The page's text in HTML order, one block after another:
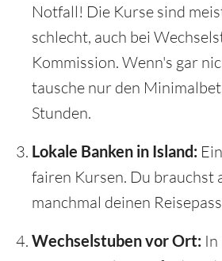
Notfall! Die Kurse sind
schlecht, auch bei
Kommission. Wenn's gar
tausche nur den
Stunden.
Lokale Banken in Island:
fairen Kursen. Du brauchst
manchmal deinen
Wechselstuben vor Ort: In